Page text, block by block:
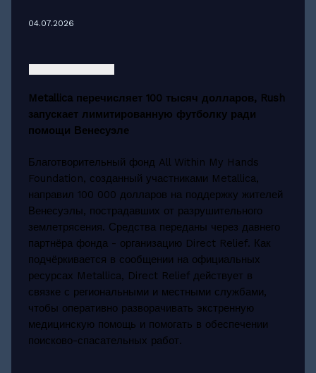
04.07.2026
Metallica перечисляет 100 тысяч долларов, Rush
запускает лимитированную футболку ради
помощи Венесуэле
Благотворительный фонд All Within My Hands
Foundation, созданный участниками Metallica,
направил 100 000 долларов на поддержку жителей
Венесуэлы, пострадавших от разрушительного
землетрясения. Средства переданы через давнего
партнёра фонда - организацию Direct Relief. Как
подчёркивается в сообщении на официальных
ресурсах Metallica, Direct Relief действует в
связке с региональными и местными службами,
чтобы оперативно разворачивать экстренную
медицинскую помощь и помогать в обеспечении
поисково-спасательных работ.